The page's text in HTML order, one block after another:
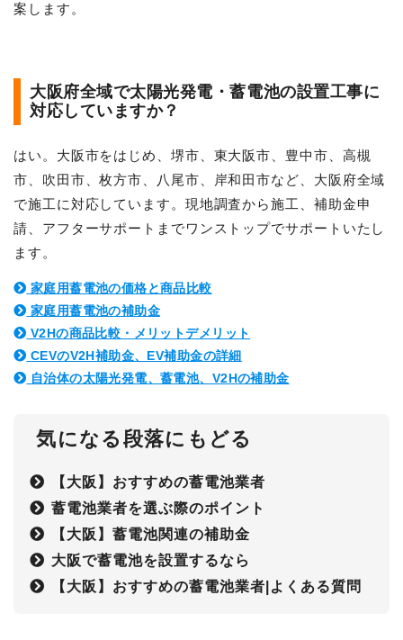
案します。
大阪府全域で太陽光発電・蓄電池の設置工事に
対応していますか？
はい。大阪市をはじめ、堺市、東大阪市、豊中市、高槻
市、吹田市、枚方市、八尾市、岸和田市など、大阪府全域
で施工に対応しています。現地調査から施工、補助金申
請、アフターサポートまでワンストップでサポートいたし
ます。
家庭用蓄電池の価格と商品比較
家庭用蓄電池の補助金
V2Hの商品比較・メリットデメリット
CEVのV2H補助金、EV補助金の詳細
自治体の太陽光発電、蓄電池、V2Hの補助金
気になる段落にもどる
【大阪】おすすめの蓄電池業者
蓄電池業者を選ぶ際のポイント
【大阪】蓄電池関連の補助金
大阪で蓄電池を設置するなら
【大阪】おすすめの蓄電池業者|よくある質問